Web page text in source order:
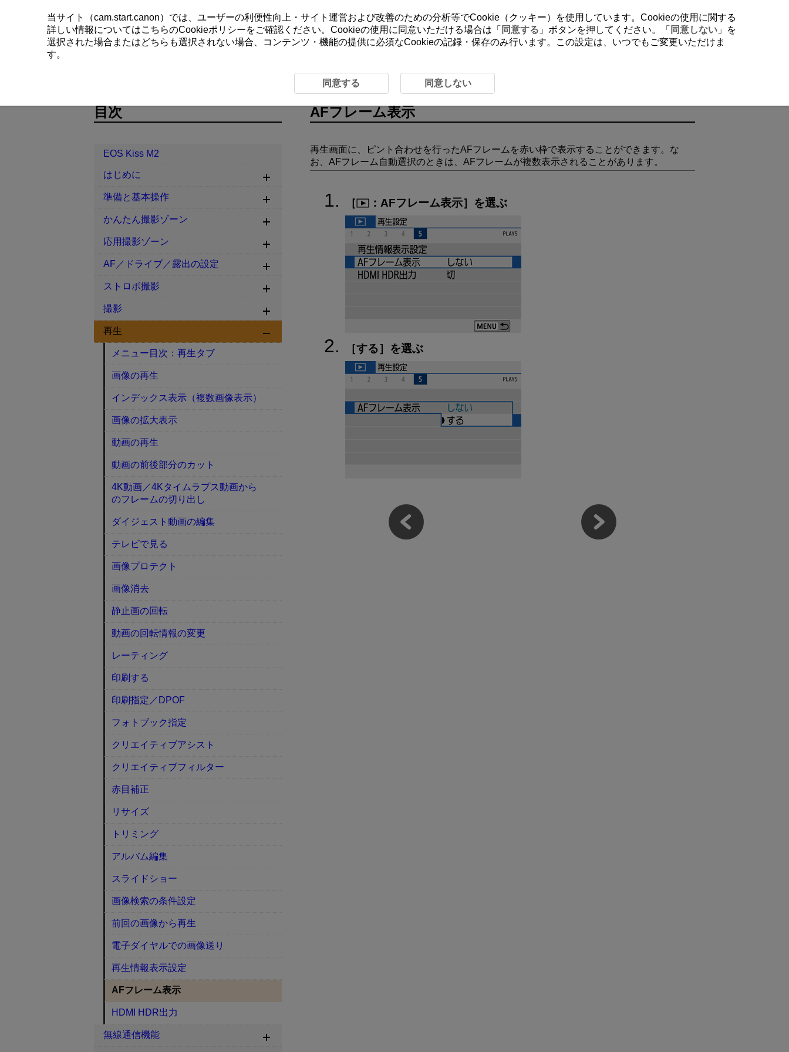
AFフレーム表示
再生画面に、ピント合わせを行ったAFフレームを赤い枠で表示することができます。な
お、AFフレーム自動選択のときは、AFフレームが複数表示されることがあります。
［ ： AFフレーム表示］を選ぶ
［する］を選ぶ
目次
EOS Kiss M2
はじめに
準備と基本操作
かんたん撮影ゾーン
応用撮影ゾーン
AF／ドライブ／露出の設定
ストロボ撮影
撮影
再生
メニュー目次：再生タブ
画像の再生
インデックス表示（複数画像表示）
画像の拡大表示
動画の再生
動画の前後部分のカット
4K動画／4Kタイムラプス動画から
のフレームの切り出し
ダイジェスト動画の編集
テレビで見る
画像プロテクト
画像消去
静止画の回転
動画の回転情報の変更
レーティング
印刷する
印刷指定／DPOF
フォトブック指定
クリエイティブアシスト
クリエイティブフィルター
赤目補正
リサイズ
トリミング
アルバム編集
スライドショー
画像検索の条件設定
前回の画像から再生
電子ダイヤルでの画像送り
再生情報表示設定
AFフレーム表示
HDMI HDR出力
無線通信機能
当サイト（cam.start.canon）では、ユーザーの利便性向上・サイト運営および改善のための分析等でCookie（クッキー）を使用しています。Cookieの使用に関する
詳しい情報についてはこちらのCookieポリシーをご確認ください。Cookieの使用に同意いただける場合は「 同意する 」ボタンを押してください。「 同意しない 」を
選択された場合またはどちらも選択されない場合、コンテンツ・機能の提供に必須なCookieの記録・保存のみ行います。この設定は、いつでもご変更いただけま
す。
同意する 同意しない